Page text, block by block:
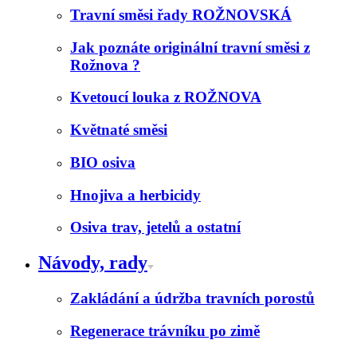
Travní směsi řady ROŽNOVSKÁ
Jak poznáte originální travní směsi z
Rožnova ?
Kvetoucí louka z ROŽNOVA
Květnaté směsi
BIO osiva
Hnojiva a herbicidy
Osiva trav, jetelů a ostatní
Návody, rady
Zakládání a údržba travních porostů
Regenerace trávníku po zimě